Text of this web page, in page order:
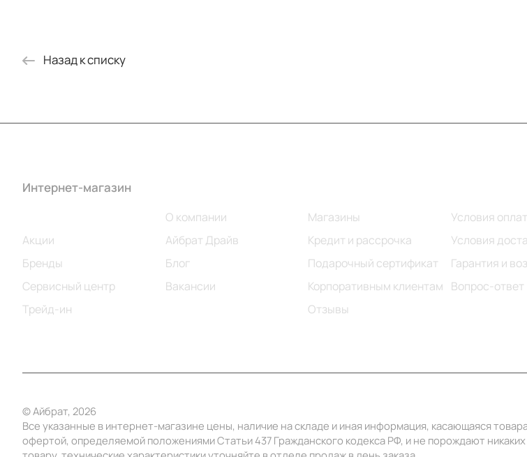
Назад к списку
Интернет-магазин
Акции
Бренды
Сервисный центр
Трейд-ин
О компании
Айбрат Драйв
Блог
Вакансии
Магазины
Кредит и рассрочка
Подарочный сертификат
Корпоративным клиентам
Отзывы
Условия
Условия
Гарантия и
Вопрос-ответ
© Айбрат, 2026
Все указанные в интернет-магазине цены, наличие на складе и иная информация, касающаяся
офертой, определяемой положениями Статьи 437 Гражданского кодекса РФ, и не порождают